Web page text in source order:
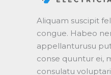
Aliquam suscipit
congue. Habeo
appellanturusu
conse quuntur ei,
consulatu